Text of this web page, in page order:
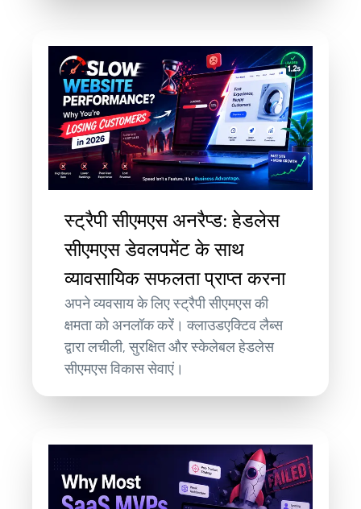
स्ट्रैपी सीएमएस अनरैप्ड: हेडलेस
सीएमएस डेवलपमेंट के साथ
व्यावसायिक सफलता प्राप्त करना
अपने व्यवसाय के लिए स्ट्रैपी सीएमएस की
क्षमता को अनलॉक करें। क्लाउडएक्टिव लैब्स
द्वारा लचीली, सुरक्षित और स्केलेबल हेडलेस
सीएमएस विकास सेवाएं।